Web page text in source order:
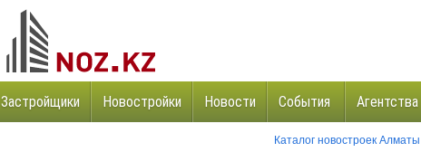
Застройщики Новостройки Новости События Агентства
Каталог новостроек Алматы